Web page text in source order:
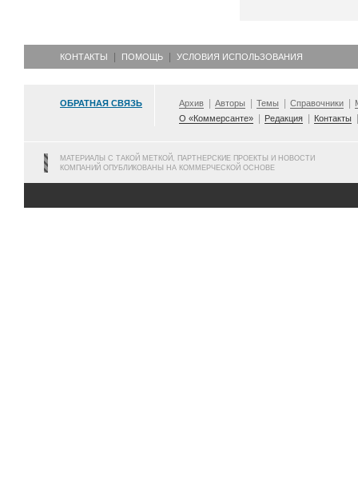
КОНТАКТЫ ПОМОЩЬ УСЛОВИЯ ИСПОЛЬЗОВАНИЯ
ОБРАТНАЯ СВЯЗЬ Архив Авторы Темы Справочники
О «Коммерсанте»
Редакция Контакты
МАТЕРИАЛЫ С ТАКОЙ МЕТКОЙ, ПАРТНЕРСКИЕ ПРОЕКТЫ И НОВОСТИ
КОМПАНИЙ ОПУБЛИКОВАНЫ НА КОММЕРЧЕСКОЙ ОСНОВЕ